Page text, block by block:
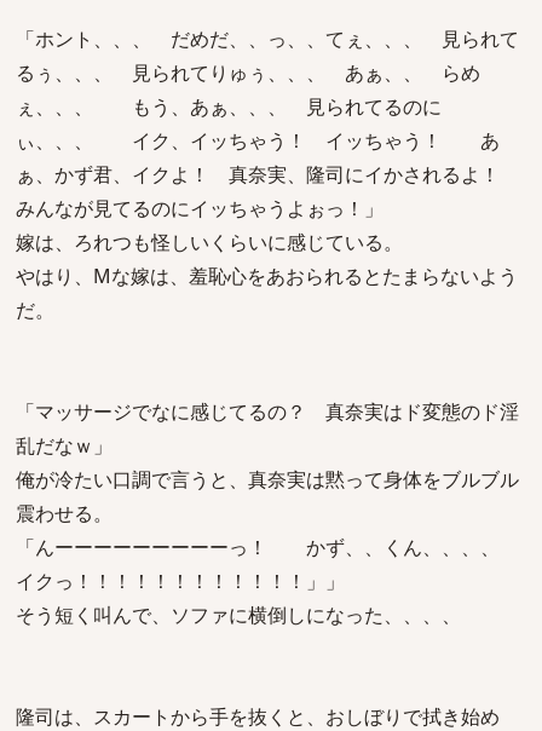
「ホント、、、 だめだ、、っ、、てぇ、、、 見られて
るぅ、、、 見られてりゅぅ、、、 あぁ、、 らめ
ぇ、、、 もう、あぁ、、、 見られてるのに
ぃ、、、 イク、イッちゃう！ イッちゃう！ あ
ぁ、かず君、イクよ！ 真奈実、隆司にイかされるよ！
みんなが見てるのにイッちゃうよぉっ！」
嫁は、ろれつも怪しいくらいに感じている。
やはり、Mな嫁は、羞恥心をあおられるとたまらないよう
だ。
「マッサージでなに感じてるの？ 真奈実はド変態のド淫
乱だなｗ」
俺が冷たい口調で言うと、真奈実は黙って身体をブルブル
震わせる。
「んーーーーーーーーーっ！ かず、、くん、、、、
イクっ！！！！！！！！！！！！」」
そう短く叫んで、ソファに横倒しになった、、、、
隆司は、スカートから手を抜くと、おしぼりで拭き始め